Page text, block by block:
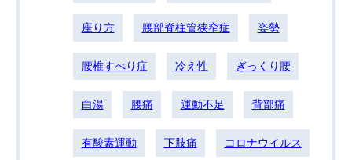
座り方 腰部脊柱管狭窄症 姿勢
腰椎すべり症 冷え性 ぎっくり腰
白湯 腰痛 運動不足 背部痛
有酸素運動 下肢痛 コロナウイルス